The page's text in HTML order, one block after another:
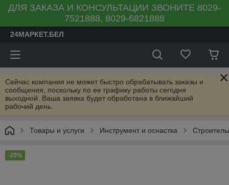
ДЛЯ ЗАКАЗА И КОНСУЛЬТАЦИИ ЗВОНИТЕ 8029-
7521888, 8029-6821888
24МАРКЕТ.БЕЛ
Сейчас компания не может быстро обрабатывать заказы и
сообщения, поскольку по ее графику работы сегодня
выходной. Ваша заявка будет обработана в ближайший
рабочий день.
Товары и услуги Инструмент и оснастка
-20%